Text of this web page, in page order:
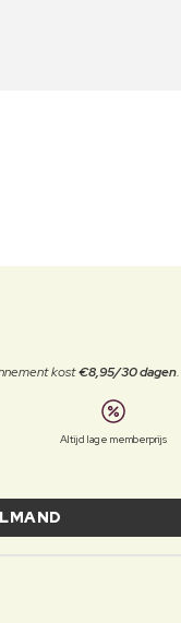
kost€8,95/30 dagen
Altijd lage memberprijs